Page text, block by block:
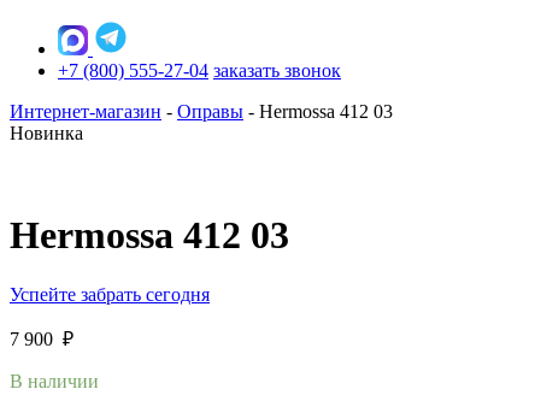
+7 (800) 555-27-04 заказать звонок
Интернет-магазин - Оправы - Hermossa 412 03
Новинка
Hermossa 412 03
Успейте забрать сегодня
7 900 ₽
В наличии